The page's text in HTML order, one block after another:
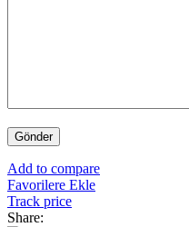
Add to compare
Favorilere Ekle
Track price
Share: